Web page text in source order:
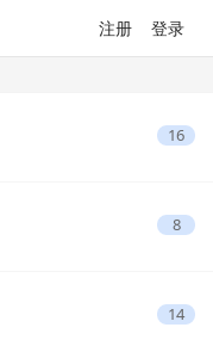
注册 登录
16
8
14